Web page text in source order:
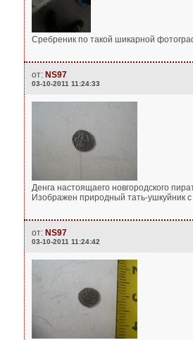
Сребреник по такой шикарной
от: NS97
03-10-2011 11:24:33
Денга настоящаего новгородского
Изображен природный тать-ушкуйник
от: NS97
03-10-2011 11:24:42